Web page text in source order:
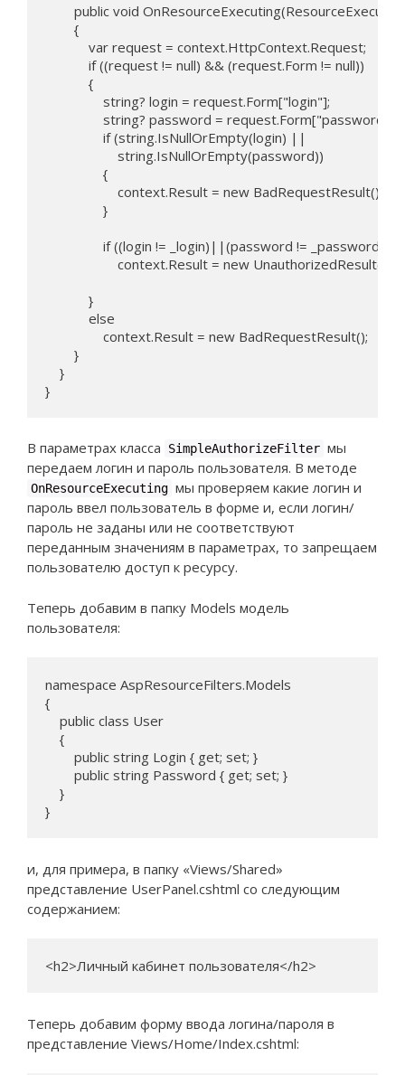
public void
        {
            var request = context.HttpContext.Request;
            if ((request != null) && (request.Form != null))
            {
                string? login = request.Form["login"];
                string? password = request.Form["password"];
                if (string.IsNullOrEmpty(login) ||
                    string.IsNullOrEmpty(password))
                {
                    context.Result = new BadRequestResult();
                }
                if ((login != _login)||(password != _password))
                    context.Result = new UnauthorizedResult();
            }
            else
                context.Result = new BadRequestResult();
        }
    }
}
В параметрах класса SimpleAuthorizeFilter мы
передаем логин и пароль пользователя. В методе
OnResourceExecuting мы проверяем какие логин и
пароль ввел пользователь в форме и, если логин/
пароль не заданы или не соответствуют
переданным значениям в параметрах, то запрещаем
пользователю доступ к ресурсу.
Теперь добавим в папку Models модель
пользователя:
namespace AspResourceFilters.Models
{
    public class User
    {
        public string Login { get; set; }
        public string Password { get; set; }
    }
}
и, для примера, в папку «Views/Shared»
представление UserPanel.cshtml со следующим
содержанием:
<h2>Личный кабинет пользователя</h2>
Теперь добавим форму ввода логина/пароля в
представление Views/Home/Index.cshtml: